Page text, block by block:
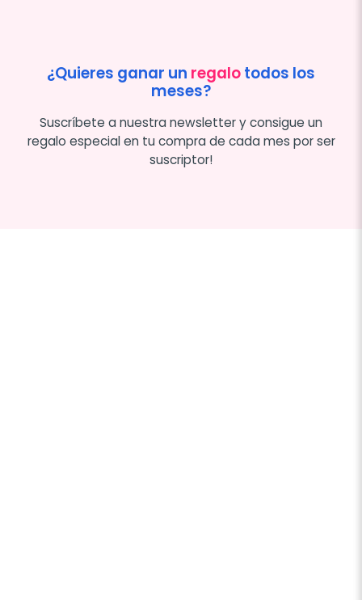
¿Quieres ganar un regalotodos los
meses?
Suscríbete a nuestra newsletter y consigue un
regalo especial en tu compra de cada mes por ser
suscriptor!